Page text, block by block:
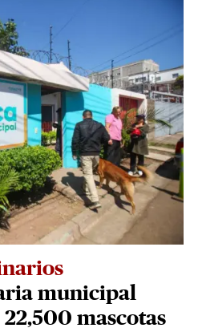
municipal
mascotas